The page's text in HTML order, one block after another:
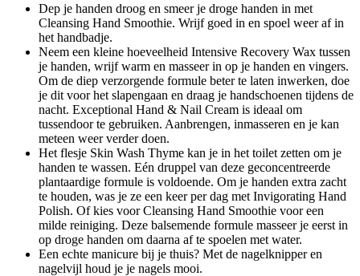
Dep je handen droog en smeer je droge handen in met
Cleansing Hand Smoothie. Wrijf goed in en spoel weer af in
het handbadje.
Neem een kleine hoeveelheid Intensive Recovery Wax tussen
je handen, wrijf warm en masseer in op je handen en vingers.
Om de diep verzorgende formule beter te laten inwerken, doe
je dit voor het slapengaan en draag je handschoenen tijdens de
nacht. Exceptional Hand & Nail Cream is ideaal om
tussendoor te gebruiken. Aanbrengen, inmasseren en je kan
meteen weer verder doen.
Het flesje Skin Wash Thyme kan je in het toilet zetten om je
handen te wassen. Eén druppel van deze geconcentreerde
plantaardige formule is voldoende. Om je handen extra zacht
te houden, was je ze een keer per dag met Invigorating Hand
Polish. Of kies voor Cleansing Hand Smoothie voor een
milde reiniging. Deze balsemende formule masseer je eerst in
op droge handen om daarna af te spoelen met water.
Een echte manicure bij je thuis? Met de nagelknipper en
nagelvijl houd je je nagels mooi.